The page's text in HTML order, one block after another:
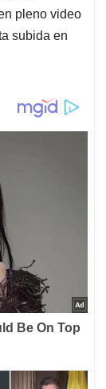
pleno video
subida en